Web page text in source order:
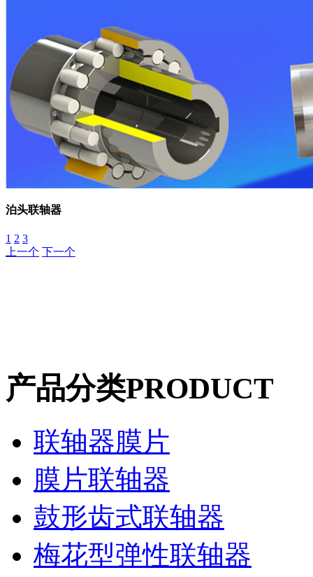
泊头联轴器
1 2 3
上一个 下一个
产品分类PRODUCT
联轴器膜片
膜片联轴器
鼓形齿式联轴器
梅花型弹性联轴器